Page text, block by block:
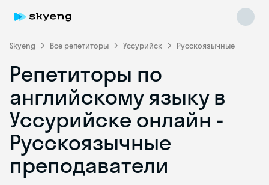
Skyeng Все репетиторы Уссурийск Русскоязычные
Репетиторы по
английскому языку в
Уссурийске онлайн -
Русскоязычные
преподаватели
online